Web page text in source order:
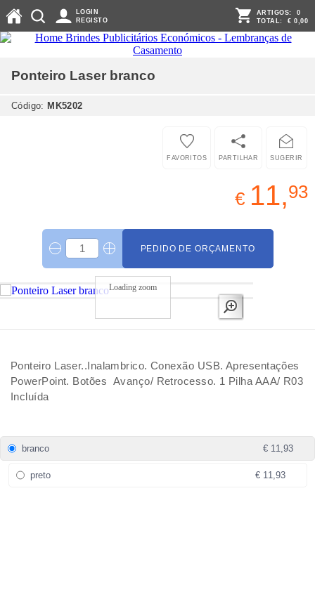
LOGIN
REGISTO
ARTIGOS: 0
TOTAL: € 0,00
Ponteiro Laser branco
Código: MK5202
SUGERIR
PARTILHAR
FAVORITOS
€ 11,93
PEDIDO DE ORÇAMENTO
Loading zoom
Ponteiro Laser..Inalambrico. Conexão USB. Apresentações
PowerPoint. Botões Avanço/ Retrocesso. 1 Pilha AAA/ R03
Incluída
branco € 11,93
preto € 11,93